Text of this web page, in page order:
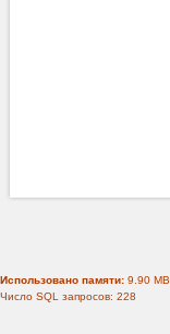
Использовано памяти: 9.90 MB
Число SQL запросов: 228